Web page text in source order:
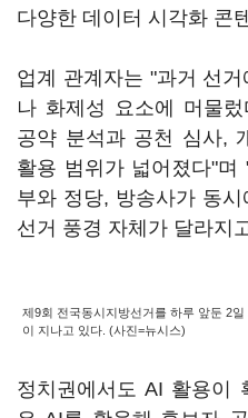
다양한 데이터 시각화 콘
업계 관계자는 "과거 선
나 화제성 요소에 머물
공약 분석과 공천 심사,
활용 범위가 넓어졌다"
부와 정당, 방송사가 동
선거 풍경 자체가 달라지
제9회 전국동시지방선거를 하루 앞둔 2
이 지나고 있다. (사진=뉴시스)
정치권에서도 AI 활용이